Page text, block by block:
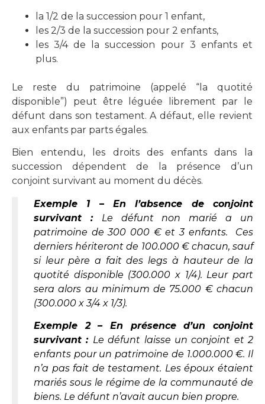
la 1/2 de la succession pour 1 enfant,
les 2/3 de la succession pour 2 enfants,
les 3/4 de la succession pour 3 enfants et
plus.
Le reste du patrimoine (appelé “la quotité
disponible”) peut être léguée librement par le
défunt dans son testament. A défaut, elle revient
aux enfants par parts égales.
Bien entendu, les droits des enfants dans la
succession dépendent de la présence d’un
conjoint survivant au moment du décès.
Exemple 1 – En l’absence de conjoint
survivant : Le défunt non marié a un
patrimoine de 300 000 € et 3 enfants. Ces
derniers hériteront de 100.000 € chacun, sauf
si leur père a fait des legs à hauteur de la
quotité disponible (300.000 x 1/4). Leur part
sera alors au minimum de 75.000 € chacun
(300.000 x 3/4 x 1/3).
Exemple 2 – En présence d’un conjoint
survivant : Le défunt laisse un conjoint et 2
enfants pour un patrimoine de 1.000.000 €. Il
n’a pas fait de testament. Les époux étaient
mariés sous le régime de la communauté de
biens. Le défunt n’avait aucun bien propre.